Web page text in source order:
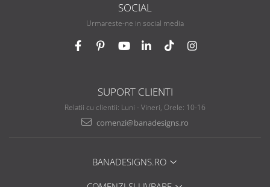
SOCIAL
Urmareste-ne in social media
SUPORT CLIENTI
Relatii cu clientii: Luni - Vineri, Orele: 10-16
comenzi@banadesigns.ro
BANADESIGNS.RO